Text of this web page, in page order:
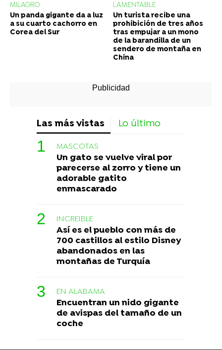
MILAGRO
Un panda gigante da a luz
a su cuarto cachorro en
Corea del Sur
LAMENTABLE
Un turista recibe una
prohibición de tres años
tras empujar a un mono
de la barandilla de un
sendero de montaña en
China
Las más vistas Lo último
MASCOTAS
Un gato se vuelve viral por
parecerse al zorro y tiene un
adorable gatito
enmascarado
INCREIBLE
Así es el pueblo con más de
700 castillos al estilo Disney
abandonados en las
montañas de Turquía
EN ALABAMA
Encuentran un nido gigante
de avispas del tamaño de un
coche